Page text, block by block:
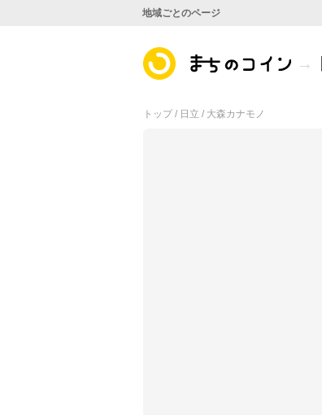
トップ / 日立 / 大森カナモノ
地域ごとのページ